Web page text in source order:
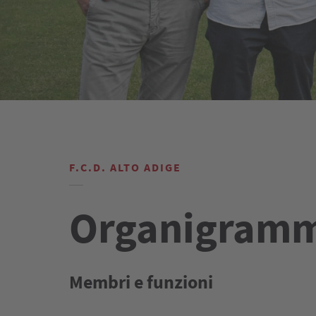
F.C.D. ALTO ADIGE
Membri e funzioni